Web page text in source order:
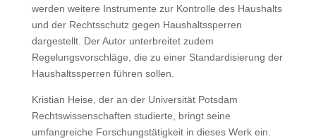
werden weitere Instrumente zur Kontrolle des Haushalts
und der Rechtsschutz gegen Haushaltssperren
dargestellt. Der Autor unterbreitet zudem
Regelungsvorschläge, die zu einer Standardisierung der
Haushaltssperren führen sollen.
Kristian Heise, der an der Universität Potsdam
Rechtswissenschaften studierte, bringt seine
umfangreiche Forschungstätigkeit in dieses Werk ein.